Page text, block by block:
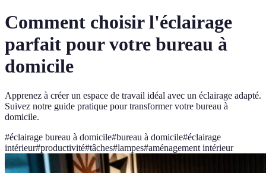
Comment choisir l'éclairage
parfait pour votre bureau à
domicile
Apprenez à créer un espace de travail idéal avec un éclairage adapté.
Suivez notre guide pratique pour transformer votre bureau à
domicile.
#éclairage bureau à domicile#bureau à domicile#éclairage
intérieur#productivité#tâches#lampes#aménagement intérieur